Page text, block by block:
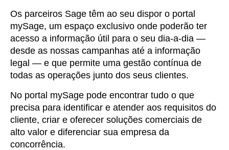
Os parceiros Sage têm ao seu dispor o portal
mySage, um espaço exclusivo onde poderão ter
acesso a informação útil para o seu dia-a-dia —
desde as nossas campanhas até a informação
legal — e que permite uma gestão contínua de
todas as operações junto dos seus clientes.
No portal mySage pode encontrar tudo o que
precisa para identificar e atender aos requisitos do
cliente, criar e oferecer soluções comerciais de
alto valor e diferenciar sua empresa da
concorrência.